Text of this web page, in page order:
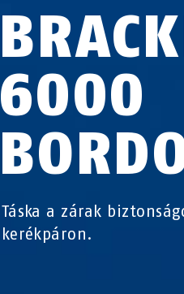
6000
Táska a zárak
kerékpáron.